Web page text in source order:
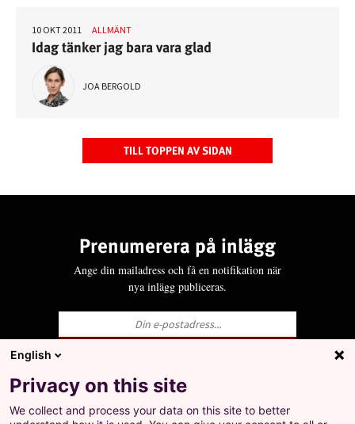
10 OKT 2011 ALLMÄNT
Idag tänker jag bara vara glad
JOA BERGOLD
TILL TOPPEN AV SIDAN
Prenumerera på inlägg
Ange din mailadress och få en notifikation när
nya inlägg publiceras.
Ja, jag godkänner att LO behandlar mina
personuppgifter i enlighet med Integritets- och
personuppgiftspolicyn för LO.se.
English
Privacy on this site
We collect and process your data on this site to better